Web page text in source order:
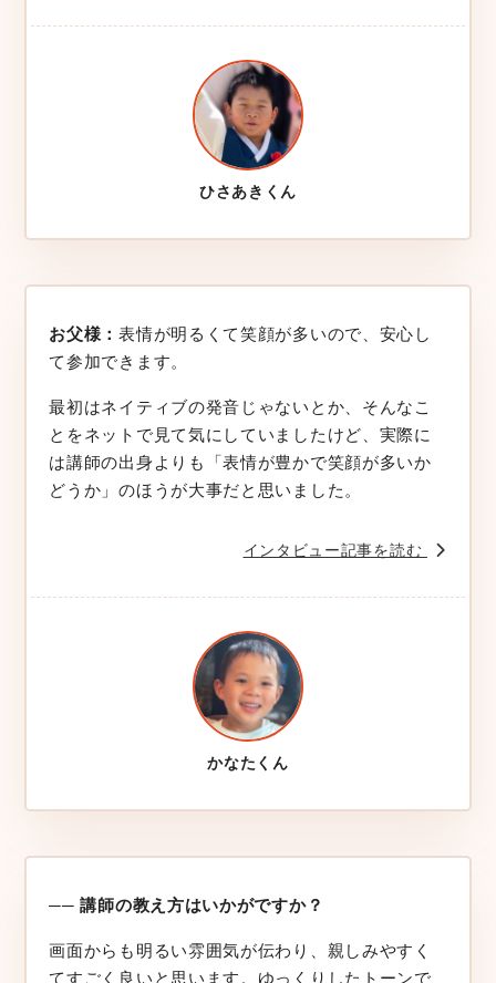
ひさあきくん
かなたくん
お父様：表情が明るくて笑顔が多いので、安心し
て参加できます。
最初はネイティブの発音じゃないとか、そんなこ
とをネットで見て気にしていましたけど、実際に
は講師の出身よりも「表情が豊かで笑顔が多いか
どうか」のほうが大事だと思いました。
インタビュー記事を読む
── 講師の教え方はいかがですか？
画面からも明るい雰囲気が伝わり、親しみやすく
てすごく良いと思います。ゆっくりしたトーンで